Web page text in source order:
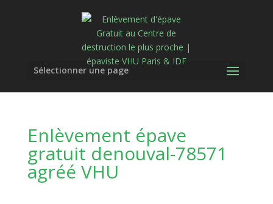
Sélectionner une page
Enlèvement épave
gratuit denouval-78571
agréé VHU